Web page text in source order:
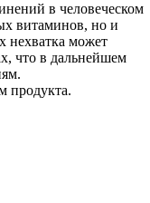
в человеческом
витаминов, но и
нехватка может
что в дальнейшем
продукта.